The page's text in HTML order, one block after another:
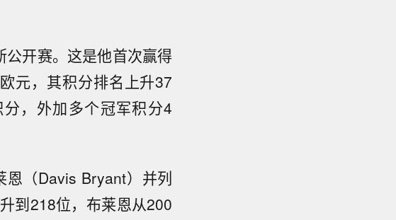
开赛。这是他首次赢得
元，其积分排名上升37
，外加多个冠军积分4
恩（Davis Bryant）并列
到218位，布莱恩从200